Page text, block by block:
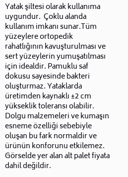
Yatak şiltesi olarak kullanıma
uygundur. Çoklu alanda
kullanım imkanı sunar.Tüm
yüzeylere ortopedik
rahatlığının kavuşturulması ve
sert yüzeylerin yumuşatılması
için idealdir. Pamuklu saf
dokusu sayesinde bakteri
oluşturmaz. Yataklarda
üretimden kaynaklı ±2 cm
yükseklik toleransı olabilir.
Dolgu malzemeleri ve kumaşın
esneme özelliği sebebiyle
oluşan bu fark normaldir ve
ürünün konforunu etkilemez.
Görselde yer alan alt palet fiyata
dahil değildir.